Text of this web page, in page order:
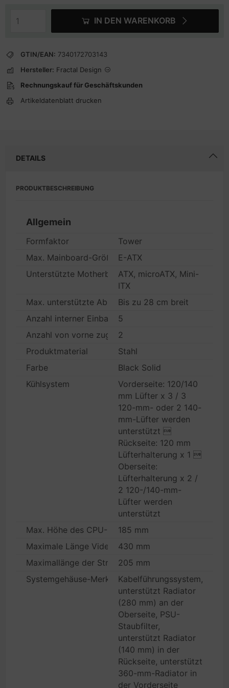
IN DEN WARENKORB
GTIN/EAN: 7340172703143
Hersteller: Fractal Design
Rechnungskauf für Geschäftskunden
Artikeldatenblatt drucken
DETAILS
PRODUKTBESCHREIBUNG
Allgemein
Formfaktor
Tower
Max. Mainboard-Größe
E-ATX
Unterstützte MotherboardsATX, microATX, Mini-
ITX
Max. unterstützte AbmessungenBis zu 28 cm breit
Anzahl interner Einbauschächte
5
Anzahl von vorne zugänglicher Einbauschächte
2
Produktmaterial
Stahl
Farbe
Black Solid
Kühlsystem
Vorderseite: 120/140
mm Lüfter x 3 / 3
120-mm- oder 2 140-
mm-Lüfter werden
unterstützt 
Rückseite: 120 mm
Lüfterhalterung x 1 
Oberseite:
Lüfterhalterung x 2 /
2 120-/140-mm-
Lüfter werden
unterstützt
Max. Höhe des CPU-Kühlers185 mm
Maximale Länge Videokarte430 mm
Maximallänge der Stromversorgung
205 mm
Systemgehäuse-MerkmaleKabelführungssystem,
unterstützt Radiator
(280 mm) an der
Oberseite, PSU-
Staubfilter,
unterstützt Radiator
(140 mm) in der
Rückseite, unterstützt
360-mm-Radiator in
der Vorderseite